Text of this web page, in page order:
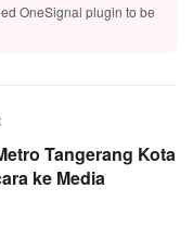
OneSignal plugin to be
Tangerang Kota
ke Media